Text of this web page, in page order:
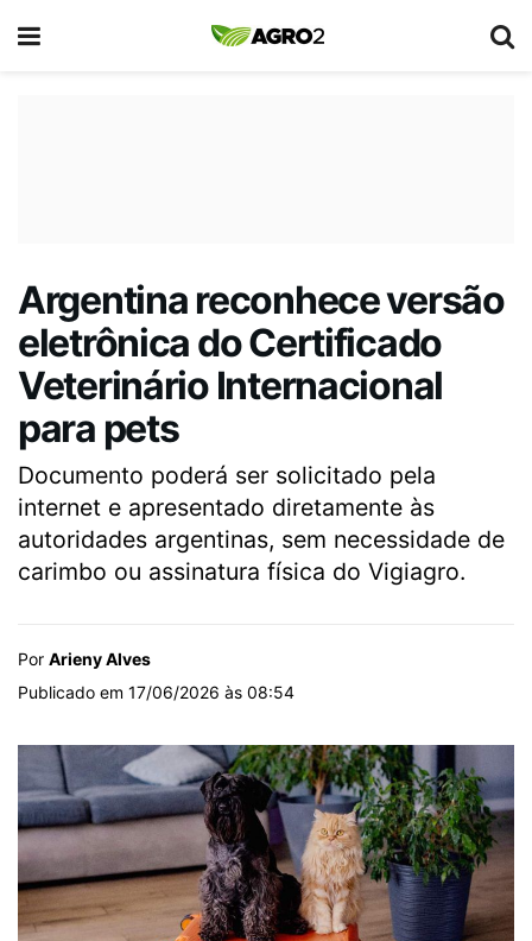
Argentina reconhece versão
eletrônica do Certificado
Veterinário Internacional
para pets
Documento poderá ser solicitado pela
internet e apresentado diretamente às
autoridades argentinas, sem necessidade de
carimbo ou assinatura física do Vigiagro.
Por Arieny Alves
Publicado em 17/06/2026 às 08:54